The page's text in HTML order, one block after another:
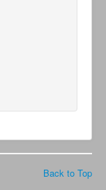
Back to Top